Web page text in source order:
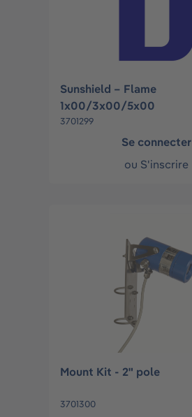
Sunshield – Flame
1x00/3x00/5x00
3701299
Se connecter
ou S'inscrire
Mount Kit - 2" pole
3701300